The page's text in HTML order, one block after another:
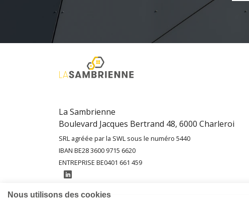
La Sambrienne
Boulevard Jacques Bertrand 48, 6000 Charleroi
SRL agréée par la SWL sous le numéro 5440
IBAN BE28 3600 9715 6620
ENTREPRISE BE0401 661 459